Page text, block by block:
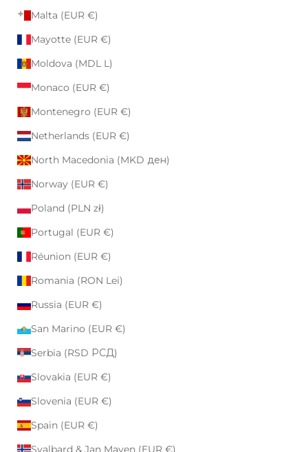
Malta (EUR €)
Mayotte (EUR €)
Moldova (MDL L)
Monaco (EUR €)
Montenegro (EUR €)
Netherlands (EUR €)
North Macedonia (MKD ден)
Norway (EUR €)
Poland (PLN zł)
Portugal (EUR €)
Réunion (EUR €)
Romania (RON Lei)
Russia (EUR €)
San Marino (EUR €)
Serbia (RSD РСД)
Slovakia (EUR €)
Slovenia (EUR €)
Spain (EUR €)
Svalbard & Jan Mayen (EUR €)